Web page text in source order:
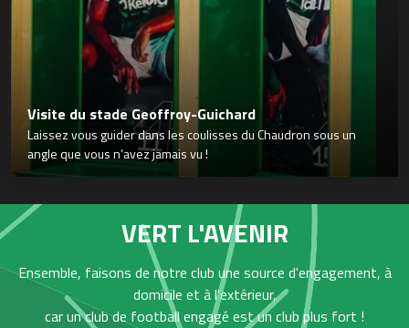
Visite du stade Geoffroy-Guichard
Laissez vous guider dans les coulisses du Chaudron sous un
angle que vous n’avez jamais vu !
VERT L'AVENIR
Ensemble, faisons de notre club une source d'engagement, à
domicile et à l'extérieur,
car un club de football engagé est un club plus fort !